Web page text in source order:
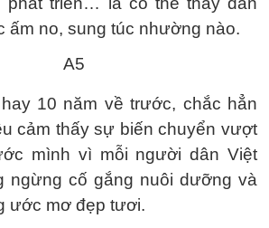
ấm no, sung túc nhường nào.
10 năm về trước, chắc hẳn
cảm thấy sự biến chuyển vượt
mình vì mỗi người dân Việt
ngừng cố gắng nuôi dưỡng và
ước mơ đẹp tươi.